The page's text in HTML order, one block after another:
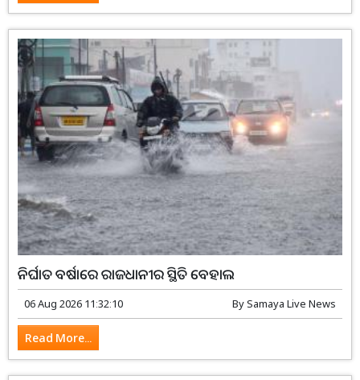
ନିର୍ଘାତ ବର୍ଷାରେ ରାଜଧାନୀର ସ୍ଥିତି ବେହାଲ
06 Aug 2026 11:32:10 BySamaya Live News
Read More...